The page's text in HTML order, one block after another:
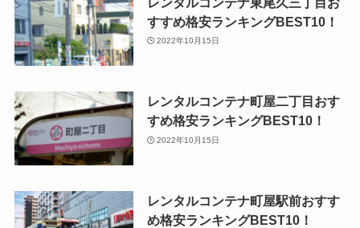
すすめ格安ランキングBEST10！
2022年10月15日
レンタルコンテナ町屋二丁目おす
すめ格安ランキングBEST10！
2022年10月15日
レンタルコンテナ町屋駅前おすす
め格安ランキングBEST10！